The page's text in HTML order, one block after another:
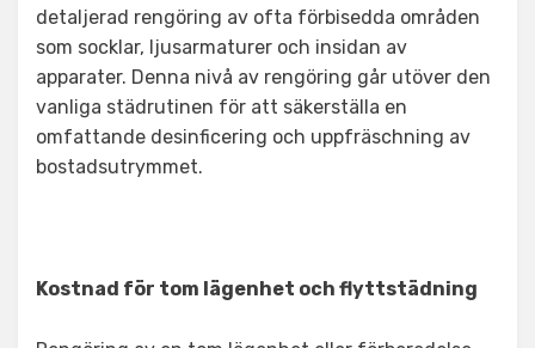
detaljerad rengöring av ofta förbisedda områden
som socklar, ljusarmaturer och insidan av
apparater. Denna nivå av rengöring går utöver den
vanliga städrutinen för att säkerställa en
omfattande desinficering och uppfräschning av
bostadsutrymmet.
Kostnad för tom lägenhet och flyttstädning